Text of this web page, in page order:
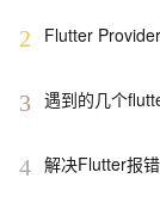
2 Flutter
3 遇到的几个
4 解决Flutter报